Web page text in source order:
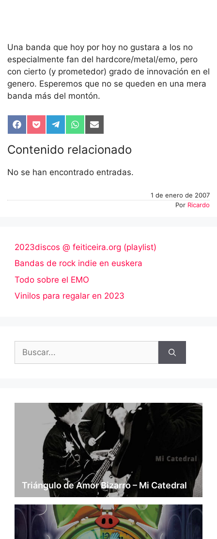
Una banda que hoy por hoy no gustara a los no
especialmente fan del hardcore/metal/emo, pero
con cierto (y prometedor) grado de innovación en el
genero. Esperemos que no se queden en una mera
banda más del montón.
Compartir
en
Facebook
Compartir
en
Pocket
Compartir
en
Telegram
Compartir
en
WhatsApp
Compartir
en
Email
Contenido relacionado
No se han encontrado entradas.
1 de enero de 2007
Por Ricardo
2023discos @ feiticeira.org (playlist)
Bandas de rock indie en euskera
Todo sobre el EMO
Vinilos para regalar en 2023
Buscar:
Triángulo de Amor Bizarro – Mi Catedral